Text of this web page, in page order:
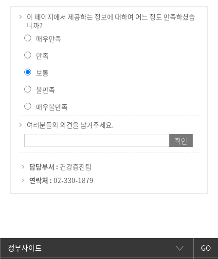
이 페이지에서 제공하는 정보에 대하여 어느 정도 만족하셨습
니까?
매우만족
만족
보통
불만족
매우불만족
여러분들의 의견을 남겨주세요.
담당부서 : 건강증진팀
연락처 : 02-330-1879
GO